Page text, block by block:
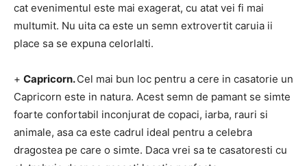
cat evenimentul este mai exagerat, cu atat vei fi mai
multumit. Nu uita ca este un semn extrovertit caruia ii
place sa se expuna celorlalti.
+ Capricorn.Cel mai bun loc pentru a cere in casatorie un
Capricorn este in natura. Acest semn de pamant se simte
foarte confortabil inconjurat de copaci, iarba, rauri si
animale, asa ca este cadrul ideal pentru a celebra
dragostea pe care o simte. Daca vrei sa te casatoresti cu